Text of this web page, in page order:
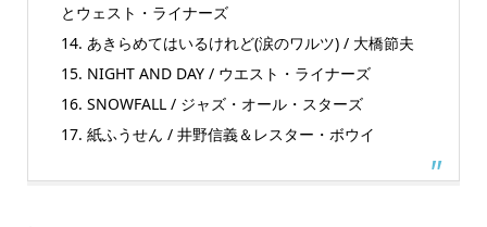
とウェスト・ライナーズ
14. あきらめてはいるけれど(涙のワルツ) / 大橋節夫
15. NIGHT AND DAY / ウエスト・ライナーズ
16. SNOWFALL / ジャズ・オール・スターズ
17. 紙ふうせん / 井野信義＆レスター・ボウイ